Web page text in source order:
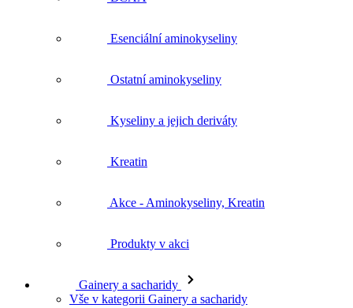
Esenciální aminokyseliny
Ostatní aminokyseliny
Kyseliny a jejich deriváty
Kreatin
Akce - Aminokyseliny, Kreatin
Produkty v akci
Gainery a sacharidy
Vše v kategorii Gainery a sacharidy